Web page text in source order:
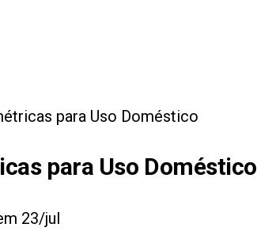
para Uso Doméstico
para Uso Doméstico
23/jul